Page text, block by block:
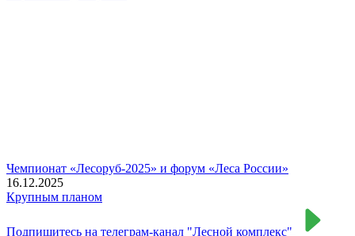
Чемпионат «Лесоруб-2025» и форум «Леса России»
16.12.2025
Крупным планом
Подпишитесь на телеграм-канал "Лесной комплекс"